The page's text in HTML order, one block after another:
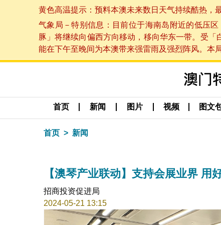
黄色高温提示：预料本澳未来数日天气持续酷热，
气象局－特别信息：目前位于海南岛附近的低压
豚」将继续向偏西方向移动，移向华东一带。受
能在下午至晚间为本澳带来强雷雨及强烈阵风。本
首页 新闻 图片 视频 图文
首页 新闻
【澳琴产业联动】支持会展业界 用
招商投资促进局
2024-05-21 13:15